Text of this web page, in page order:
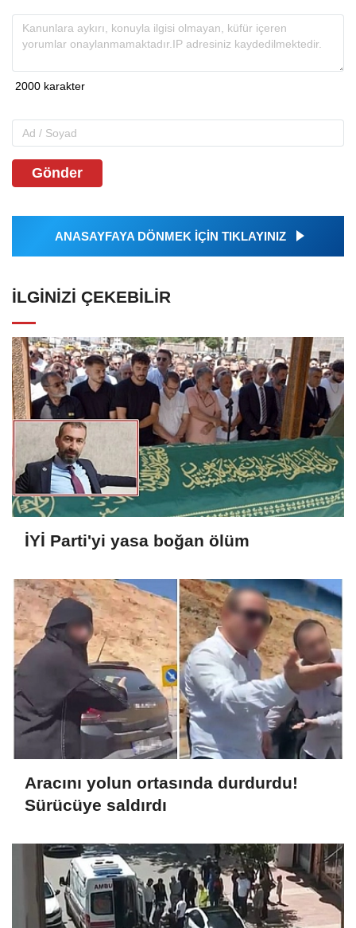
Gönder
ANASAYFAYA DÖNMEK İÇİN TIKLAYINIZ
İLGINIZI ÇEKEBILIR
İYİ Parti'yi yasa boğan ölüm
Aracını yolun ortasında durdurdu!
Sürücüye saldırdı